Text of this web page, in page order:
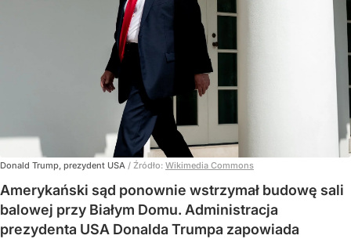
Donald Trump, prezydent USA / Źródło: Wikimedia Commons
Amerykański sąd ponownie wstrzymał budowę sali
balowej przy Białym Domu. Administracja
prezydenta USA Donalda Trumpa zapowiada